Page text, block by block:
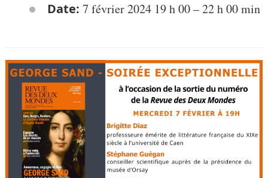
Date: 7 février 2024 19 h 00–22 h 00 min